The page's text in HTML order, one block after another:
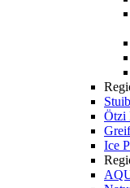
Ötzi
Ice